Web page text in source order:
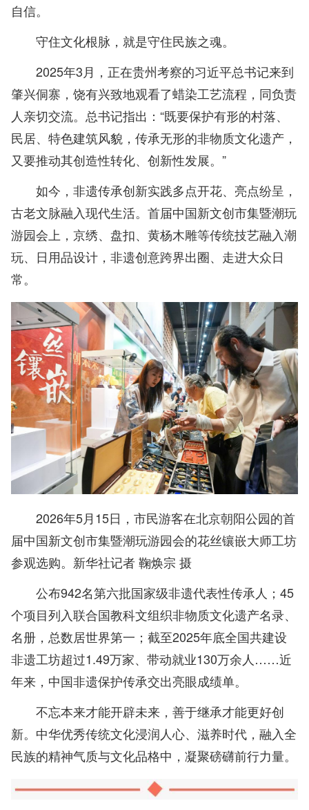
自信。
守住文化根脉，就是守住民族之魂。
2025年3月，正在贵州考察的习近平总书记来到
肇兴侗寨，饶有兴致地观看了蜡染工艺流程，同负责
人亲切交流。总书记指出：“既要保护有形的村落、
民居、特色建筑风貌，传承无形的非物质文化遗产，
又要推动其创造性转化、创新性发展。”
如今，非遗传承创新实践多点开花、亮点纷呈，
古老文脉融入现代生活。首届中国新文创市集暨潮玩
游园会上，京绣、盘扣、黄杨木雕等传统技艺融入潮
玩、日用品设计，非遗创意跨界出圈、走进大众日
常。
2026年5月15日，市民游客在北京朝阳公园的首
届中国新文创市集暨潮玩游园会的花丝镶嵌大师工坊
参观选购。新华社记者 鞠焕宗 摄
公布942名第六批国家级非遗代表性传承人；45
个项目列入联合国教科文组织非物质文化遗产名录、
名册，总数居世界第一；截至2025年底全国共建设
非遗工坊超过1.49万家、带动就业130万余人……近
年来，中国非遗保护传承交出亮眼成绩单。
不忘本来才能开辟未来，善于继承才能更好创
新。中华优秀传统文化浸润人心、滋养时代，融入全
民族的精神气质与文化品格中，凝聚磅礴前行力量。